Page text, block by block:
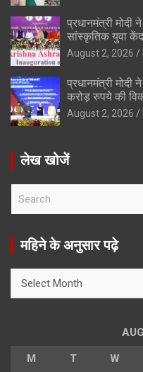
प्रधानमंत्री मोदी
सांस्कृतिक युवा
August 2, 2026
प्रधानमंत्री
करोड़ रुपये की
August 2, 2026
लेख खोजें
r
महिने के अनुसार पढ़े
M T W